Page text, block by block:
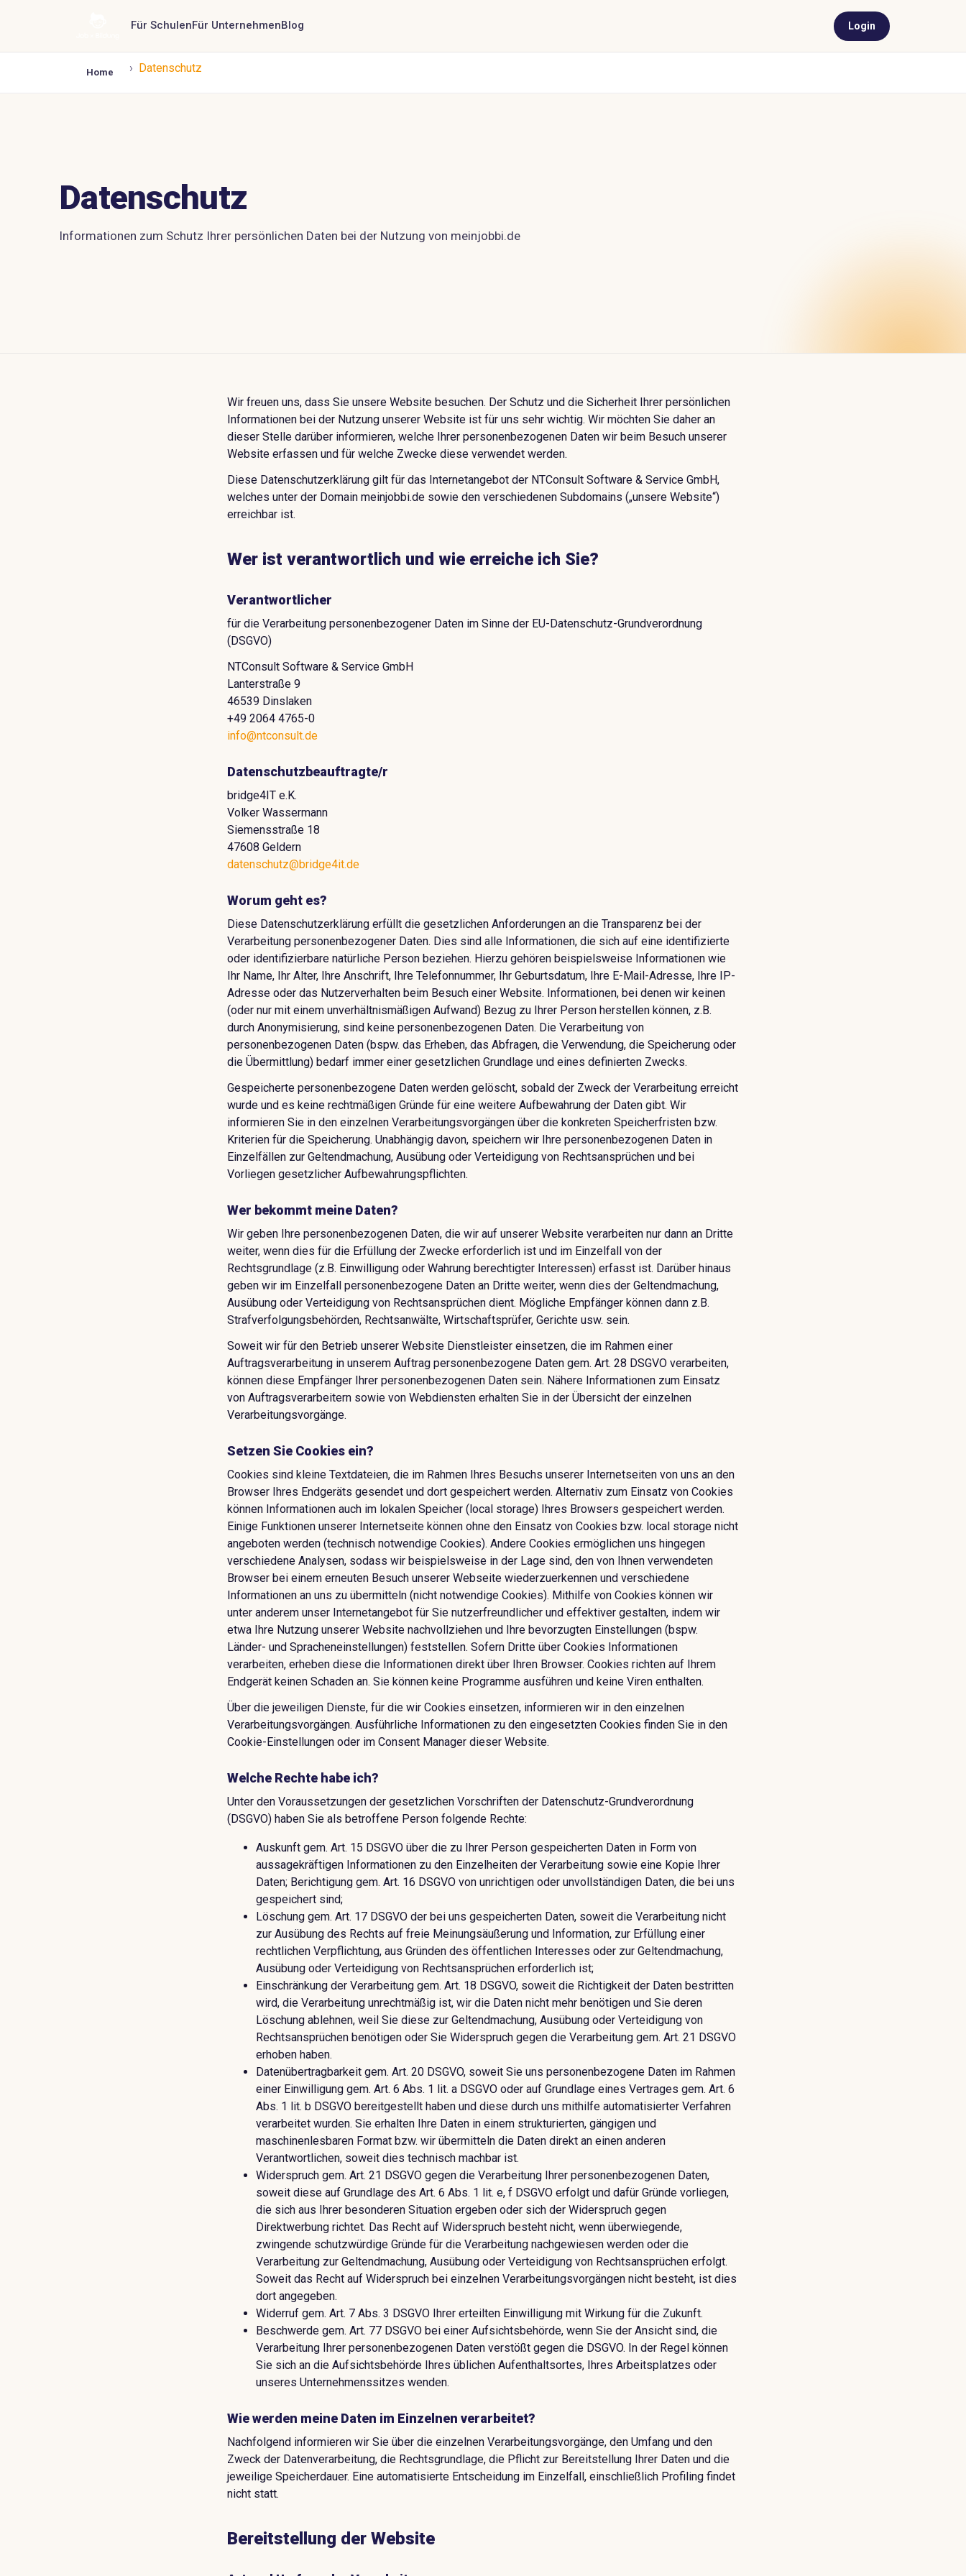
Für SchulenFür UnternehmenBlog Login
Home › Datenschutz
Datenschutz
Informationen zum Schutz Ihrer persönlichen Daten bei der Nutzung von meinjobbi.de
Wir freuen uns, dass Sie unsere Website besuchen. Der Schutz und die Sicherheit Ihrer persönlichen
Informationen bei der Nutzung unserer Website ist für uns sehr wichtig. Wir möchten Sie daher an
dieser Stelle darüber informieren, welche Ihrer personenbezogenen Daten wir beim Besuch unserer
Website erfassen und für welche Zwecke diese verwendet werden.
Diese Datenschutzerklärung gilt für das Internetangebot der NTConsult Software & Service GmbH,
welches unter der Domain meinjobbi.de sowie den verschiedenen Subdomains („unsere Website“)
erreichbar ist.
Wer ist verantwortlich und wie erreiche ich Sie?
Verantwortlicher
für die Verarbeitung personenbezogener Daten im Sinne der EU-Datenschutz-Grundverordnung
(DSGVO)
NTConsult Software & Service GmbH
Lanterstraße 9
46539 Dinslaken
+49 2064 4765-0
info@ntconsult.de
Datenschutzbeauftragte/r
bridge4IT e.K.
Volker Wassermann
Siemensstraße 18
47608 Geldern
datenschutz@bridge4it.de
Worum geht es?
Diese Datenschutzerklärung erfüllt die gesetzlichen Anforderungen an die Transparenz bei der
Verarbeitung personenbezogener Daten. Dies sind alle Informationen, die sich auf eine identifizierte
oder identifizierbare natürliche Person beziehen. Hierzu gehören beispielsweise Informationen wie
Ihr Name, Ihr Alter, Ihre Anschrift, Ihre Telefonnummer, Ihr Geburtsdatum, Ihre E-Mail-Adresse, Ihre IP-
Adresse oder das Nutzerverhalten beim Besuch einer Website. Informationen, bei denen wir keinen
(oder nur mit einem unverhältnismäßigen Aufwand) Bezug zu Ihrer Person herstellen können, z.B.
durch Anonymisierung, sind keine personenbezogenen Daten. Die Verarbeitung von
personenbezogenen Daten (bspw. das Erheben, das Abfragen, die Verwendung, die Speicherung oder
die Übermittlung) bedarf immer einer gesetzlichen Grundlage und eines definierten Zwecks.
Gespeicherte personenbezogene Daten werden gelöscht, sobald der Zweck der Verarbeitung erreicht
wurde und es keine rechtmäßigen Gründe für eine weitere Aufbewahrung der Daten gibt. Wir
informieren Sie in den einzelnen Verarbeitungsvorgängen über die konkreten Speicherfristen bzw.
Kriterien für die Speicherung. Unabhängig davon, speichern wir Ihre personenbezogenen Daten in
Einzelfällen zur Geltendmachung, Ausübung oder Verteidigung von Rechtsansprüchen und bei
Vorliegen gesetzlicher Aufbewahrungspflichten.
Wer bekommt meine Daten?
Wir geben Ihre personenbezogenen Daten, die wir auf unserer Website verarbeiten nur dann an Dritte
weiter, wenn dies für die Erfüllung der Zwecke erforderlich ist und im Einzelfall von der
Rechtsgrundlage (z.B. Einwilligung oder Wahrung berechtigter Interessen) erfasst ist. Darüber hinaus
geben wir im Einzelfall personenbezogene Daten an Dritte weiter, wenn dies der Geltendmachung,
Ausübung oder Verteidigung von Rechtsansprüchen dient. Mögliche Empfänger können dann z.B.
Strafverfolgungsbehörden, Rechtsanwälte, Wirtschaftsprüfer, Gerichte usw. sein.
Soweit wir für den Betrieb unserer Website Dienstleister einsetzen, die im Rahmen einer
Auftragsverarbeitung in unserem Auftrag personenbezogene Daten gem. Art. 28 DSGVO verarbeiten,
können diese Empfänger Ihrer personenbezogenen Daten sein. Nähere Informationen zum Einsatz
von Auftragsverarbeitern sowie von Webdiensten erhalten Sie in der Übersicht der einzelnen
Verarbeitungsvorgänge.
Setzen Sie Cookies ein?
Cookies sind kleine Textdateien, die im Rahmen Ihres Besuchs unserer Internetseiten von uns an den
Browser Ihres Endgeräts gesendet und dort gespeichert werden. Alternativ zum Einsatz von Cookies
können Informationen auch im lokalen Speicher (local storage) Ihres Browsers gespeichert werden.
Einige Funktionen unserer Internetseite können ohne den Einsatz von Cookies bzw. local storage nicht
angeboten werden (technisch notwendige Cookies). Andere Cookies ermöglichen uns hingegen
verschiedene Analysen, sodass wir beispielsweise in der Lage sind, den von Ihnen verwendeten
Browser bei einem erneuten Besuch unserer Webseite wiederzuerkennen und verschiedene
Informationen an uns zu übermitteln (nicht notwendige Cookies). Mithilfe von Cookies können wir
unter anderem unser Internetangebot für Sie nutzerfreundlicher und effektiver gestalten, indem wir
etwa Ihre Nutzung unserer Website nachvollziehen und Ihre bevorzugten Einstellungen (bspw.
Länder- und Spracheneinstellungen) feststellen. Sofern Dritte über Cookies Informationen
verarbeiten, erheben diese die Informationen direkt über Ihren Browser. Cookies richten auf Ihrem
Endgerät keinen Schaden an. Sie können keine Programme ausführen und keine Viren enthalten.
Über die jeweiligen Dienste, für die wir Cookies einsetzen, informieren wir in den einzelnen
Verarbeitungsvorgängen. Ausführliche Informationen zu den eingesetzten Cookies finden Sie in den
Cookie-Einstellungen oder im Consent Manager dieser Website.
Welche Rechte habe ich?
Unter den Voraussetzungen der gesetzlichen Vorschriften der Datenschutz-Grundverordnung
(DSGVO) haben Sie als betroffene Person folgende Rechte:
Auskunft gem. Art. 15 DSGVO über die zu Ihrer Person gespeicherten Daten in Form von
aussagekräftigen Informationen zu den Einzelheiten der Verarbeitung sowie eine Kopie Ihrer
Daten; Berichtigung gem. Art. 16 DSGVO von unrichtigen oder unvollständigen Daten, die bei uns
gespeichert sind;
Löschung gem. Art. 17 DSGVO der bei uns gespeicherten Daten, soweit die Verarbeitung nicht
zur Ausübung des Rechts auf freie Meinungsäußerung und Information, zur Erfüllung einer
rechtlichen Verpflichtung, aus Gründen des öffentlichen Interesses oder zur Geltendmachung,
Ausübung oder Verteidigung von Rechtsansprüchen erforderlich ist;
Einschränkung der Verarbeitung gem. Art. 18 DSGVO, soweit die Richtigkeit der Daten bestritten
wird, die Verarbeitung unrechtmäßig ist, wir die Daten nicht mehr benötigen und Sie deren
Löschung ablehnen, weil Sie diese zur Geltendmachung, Ausübung oder Verteidigung von
Rechtsansprüchen benötigen oder Sie Widerspruch gegen die Verarbeitung gem. Art. 21 DSGVO
erhoben haben.
Datenübertragbarkeit gem. Art. 20 DSGVO, soweit Sie uns personenbezogene Daten im Rahmen
einer Einwilligung gem. Art. 6 Abs. 1 lit. a DSGVO oder auf Grundlage eines Vertrages gem. Art. 6
Abs. 1 lit. b DSGVO bereitgestellt haben und diese durch uns mithilfe automatisierter Verfahren
verarbeitet wurden. Sie erhalten Ihre Daten in einem strukturierten, gängigen und
maschinenlesbaren Format bzw. wir übermitteln die Daten direkt an einen anderen
Verantwortlichen, soweit dies technisch machbar ist.
Widerspruch gem. Art. 21 DSGVO gegen die Verarbeitung Ihrer personenbezogenen Daten,
soweit diese auf Grundlage des Art. 6 Abs. 1 lit. e, f DSGVO erfolgt und dafür Gründe vorliegen,
die sich aus Ihrer besonderen Situation ergeben oder sich der Widerspruch gegen
Direktwerbung richtet. Das Recht auf Widerspruch besteht nicht, wenn überwiegende,
zwingende schutzwürdige Gründe für die Verarbeitung nachgewiesen werden oder die
Verarbeitung zur Geltendmachung, Ausübung oder Verteidigung von Rechtsansprüchen erfolgt.
Soweit das Recht auf Widerspruch bei einzelnen Verarbeitungsvorgängen nicht besteht, ist dies
dort angegeben.
Widerruf gem. Art. 7 Abs. 3 DSGVO Ihrer erteilten Einwilligung mit Wirkung für die Zukunft.
Beschwerde gem. Art. 77 DSGVO bei einer Aufsichtsbehörde, wenn Sie der Ansicht sind, die
Verarbeitung Ihrer personenbezogenen Daten verstößt gegen die DSGVO. In der Regel können
Sie sich an die Aufsichtsbehörde Ihres üblichen Aufenthaltsortes, Ihres Arbeitsplatzes oder
unseres Unternehmenssitzes wenden.
Wie werden meine Daten im Einzelnen verarbeitet?
Nachfolgend informieren wir Sie über die einzelnen Verarbeitungsvorgänge, den Umfang und den
Zweck der Datenverarbeitung, die Rechtsgrundlage, die Pflicht zur Bereitstellung Ihrer Daten und die
jeweilige Speicherdauer. Eine automatisierte Entscheidung im Einzelfall, einschließlich Profiling findet
nicht statt.
Bereitstellung der Website